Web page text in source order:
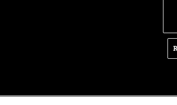
Ce declin! Cu cine a semnat